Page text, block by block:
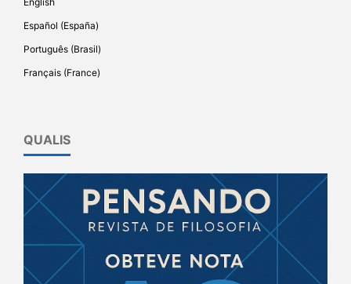
Español (España)
Português (Brasil)
Français (France)
QUALIS